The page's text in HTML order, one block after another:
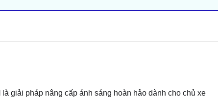
là giải pháp nâng cấp ánh sáng hoàn hảo dành cho chủ xe